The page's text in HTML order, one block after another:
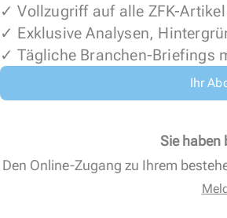
✓ Vollzugriff auf alle ZFK-
✓ Exklusive Analysen,
✓ Tägliche Branchen-Briefings
Ihr
Sie haben
Den Online-Zugang zu Ihrem